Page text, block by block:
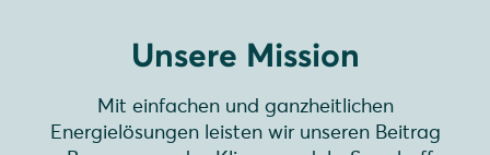
Unsere Mission
Mit einfachen und ganzheitlichen
Energielösungen leisten wir unseren Beitrag